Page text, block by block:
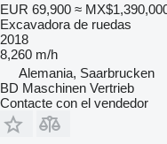
EUR 69,900 ≈
Excavadora de ruedas
2018
8,260 m/h
Alemania, Saarbrucken
BD Maschinen Vertrieb
Contacte con el vendedor